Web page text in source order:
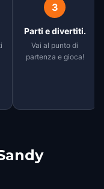
3
Parti e divertiti.
Vai al punto di
partenza e gioca!